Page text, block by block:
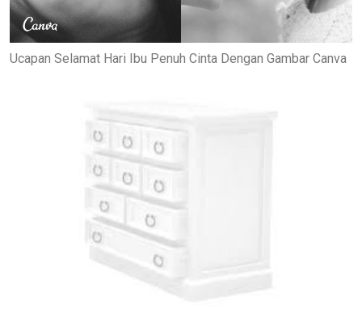
Ucapan Selamat Hari Ibu Penuh Cinta Dengan Gambar Canva